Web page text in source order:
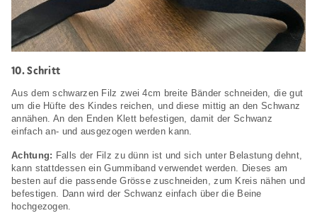
10. Schritt
Aus dem schwarzen Filz zwei 4cm breite Bänder schneiden, die gut
um die Hüfte des Kindes reichen, und diese mittig an den Schwanz
annähen. An den Enden Klett befestigen, damit der Schwanz
einfach an- und ausgezogen werden kann.
Achtung: Falls der Filz zu dünn ist und sich unter Belastung dehnt,
kann stattdessen ein Gummiband verwendet werden. Dieses am
besten auf die passende Grösse zuschneiden, zum Kreis nähen und
befestigen. Dann wird der Schwanz einfach über die Beine
hochgezogen.